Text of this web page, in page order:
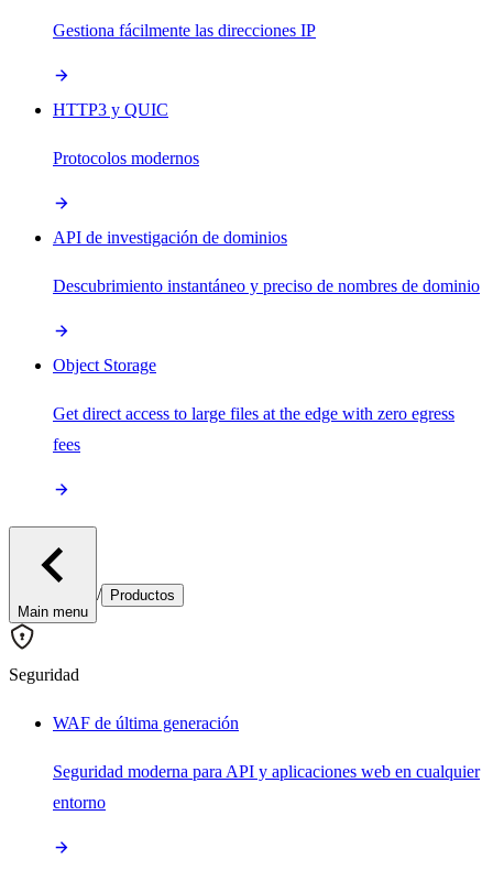
Gestiona fácilmente las direcciones IP
HTTP3 y QUIC
Protocolos modernos
API de investigación de dominios
Descubrimiento instantáneo y preciso de nombres de dominio
Object Storage
Get direct access to large files at the edge with zero egress
fees
Main menu
/ Productos
Seguridad
WAF de última generación
Seguridad moderna para API y aplicaciones web en cualquier
entorno